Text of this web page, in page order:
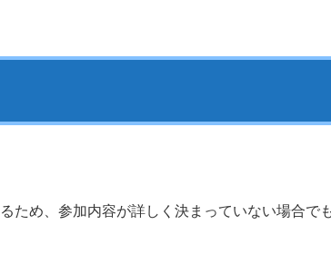
ため、参加内容が詳しく決まっていない場合で